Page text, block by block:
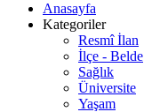
Anasayfa
Kategoriler
Resmî İlan
İlçe - Belde
Sağlık
Üniversite
Yaşam